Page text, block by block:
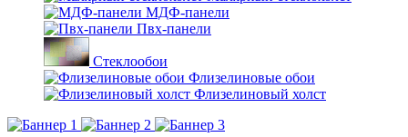
МДФ-панели
Пвх-панели
Стеклообои
Флизелиновые обои
Флизелиновый холст